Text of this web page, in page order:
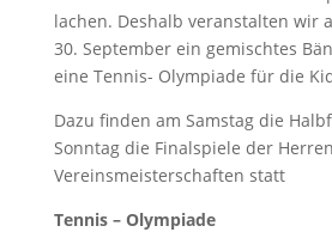
lachen. Deshalb veranstalten wir
30. September ein gemischtes
eine Tennis- Olympiade für die
Dazu finden am Samstag die
Sonntag die Finalspiele der Herren
Vereinsmeisterschaften statt
Tennis – Olympiade